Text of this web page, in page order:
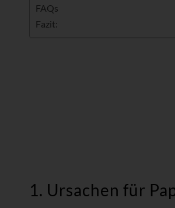
FAQs
Fazit:
1. Ursachen für